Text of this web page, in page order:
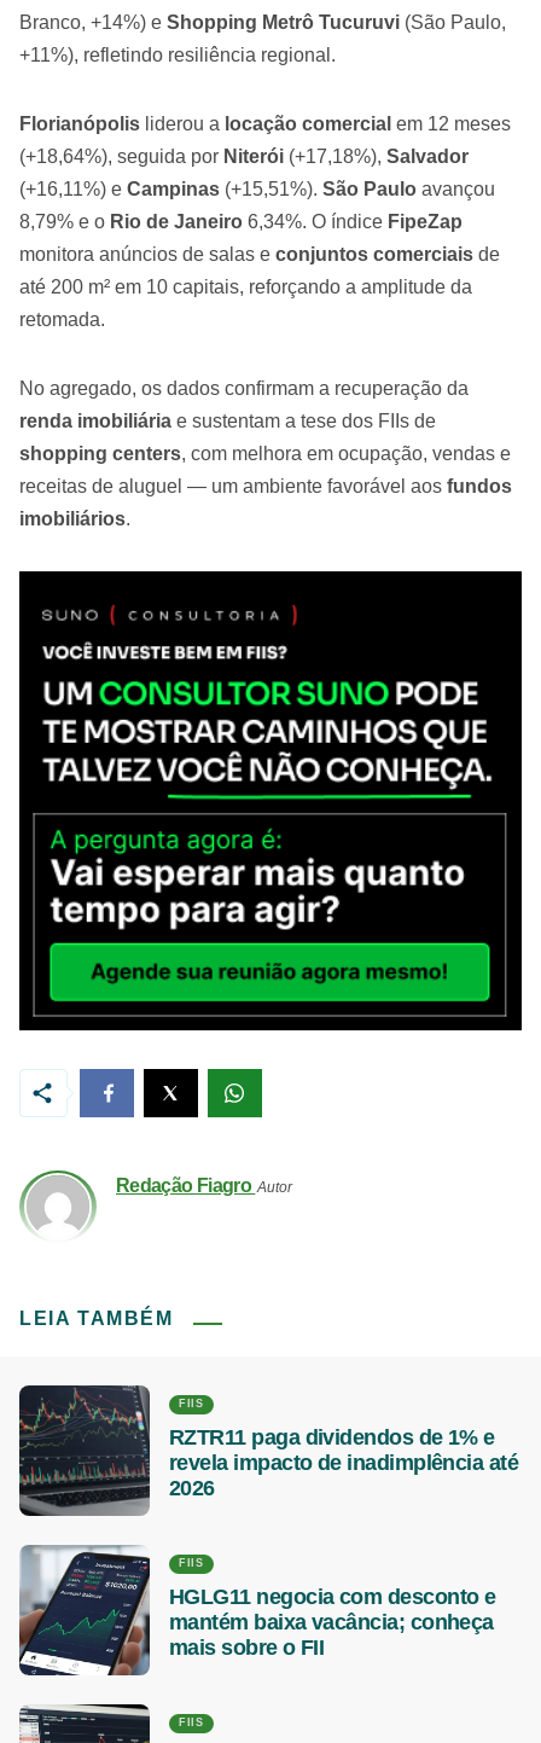
Branco, +14%) e Shopping Metrô Tucuruvi (São Paulo,
+11%), refletindo resiliência regional.
Florianópolis liderou a locação comercial em 12 meses
(+18,64%), seguida por Niterói (+17,18%), Salvador
(+16,11%) e Campinas (+15,51%). São Paulo avançou
8,79% e o Rio de Janeiro 6,34%. O índice FipeZap
monitora anúncios de salas e conjuntos comerciais de
até 200 m² em 10 capitais, reforçando a amplitude da
retomada.
No agregado, os dados confirmam a recuperação da
renda imobiliária e sustentam a tese dos FIIs de
shopping centers, com melhora em ocupação, vendas e
receitas de aluguel — um ambiente favorável aos fundos
imobiliários.
Redação Fiagro Autor
LEIA TAMBÉM
FIIS
RZTR11 paga dividendos de 1% e
revela impacto de inadimplência até
2026
FIIS
HGLG11 negocia com desconto e
mantém baixa vacância; conheça
mais sobre o FII
FIIS